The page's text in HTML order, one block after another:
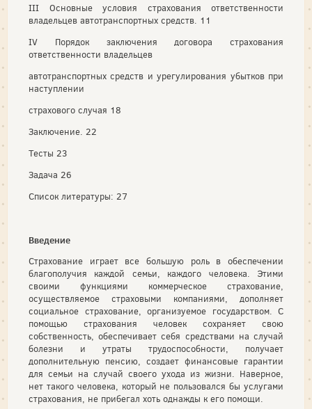
III Основные условия страхования ответственности
владельцев автотранспортных средств. 11
IV Порядок заключения договора страхования
ответственности владельцев
автотранспортных средств и урегулирования убытков при
наступлении
страхового случая 18
Заключение. 22
Тесты 23
Задача 26
Список литературы: 27
Введение
Страхование играет все большую роль в обеспечении
благополучия каждой семьи, каждого человека. Этими
своими функциями коммерческое страхование,
осуществляемое страховыми компаниями, дополняет
социальное страхование, организуемое государством. С
помощью страхования человек сохраняет свою
собственность, обеспечивает себя средствами на случай
болезни и утраты трудоспособности, получает
дополнительную пенсию, создает финансовые гарантии
для семьи на случай своего ухода из жизни. Наверное,
нет такого человека, который не пользовался бы услугами
страхования, не прибегал хоть однажды к его помощи.